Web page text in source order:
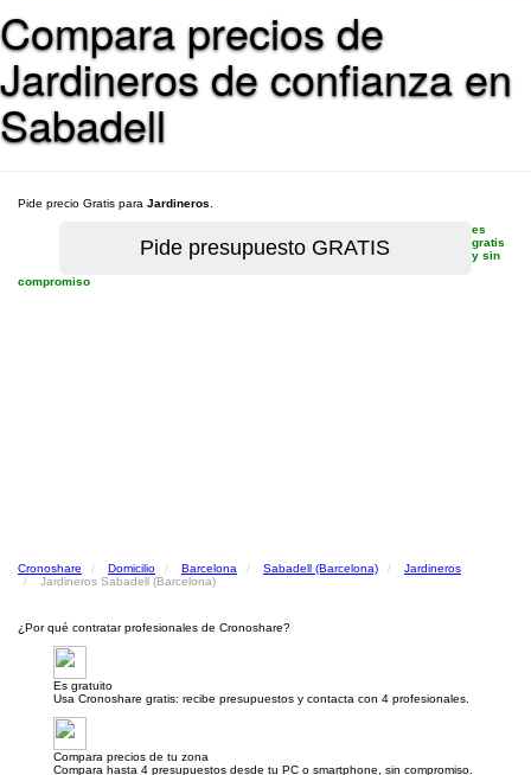
Compara precios de
Jardineros de confianza en
Sabadell
Pide precio Gratis para Jardineros
es
gratis
y sin
compromiso
Cronoshare Domicilio Barcelona Sabadell (Barcelona)
Jardineros
Jardineros Sabadell (Barcelona)
¿Por qué contratar profesionales de Cronoshare?
Es gratuito
Usa Cronoshare gratis: recibe presupuestos y contacta con 4 profesionales.
Compara precios de tu zona
Compara hasta 4 presupuestos desde tu PC o smartphone, sin compromiso.